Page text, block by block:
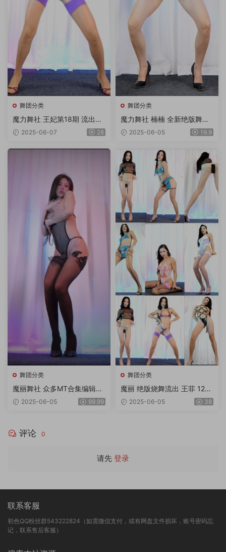
舞团分类
魔力舞社 王妃第18期 流出版
18V2025-06-07 28
舞团分类
魔力舞社 楠楠 全新绝版舞团
超清4K画质双角度专版 第11
2025-06-05 19.9
舞团分类
魔丽舞社 众多MT合集编辑版
2期 奶丝超大奶等等 一期顶五
2025-06-05 99.99
舞团分类
魔丽 绝版烧舞流出 王菲 12期
11V4K
2025-06-05 38
评论 0
请先 登录
联系客服
初色QQ粉丝群543222824（如需微信支付，或有网盘文件损坏，账号密码忘
记，联系售后客服）